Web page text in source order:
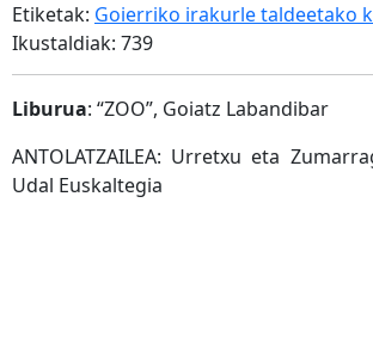
Etiketak: Goierriko irakurle taldeetako
Ikustaldiak: 739
Liburua: “ZOO”, Goiatz Labandibar
ANTOLATZAILEA: Urretxu eta
Udal Euskaltegia